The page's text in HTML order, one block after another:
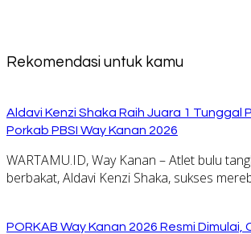
Rekomendasi untuk kamu
Aldavi Kenzi Shaka Raih Juara 1 Tunggal
Porkab PBSI Way Kanan 2026
WARTAMU.ID, Way Kanan – Atlet bulu
berbakat, Aldavi Kenzi Shaka, sukses
PORKAB Way Kanan 2026 Resmi Dimulai,